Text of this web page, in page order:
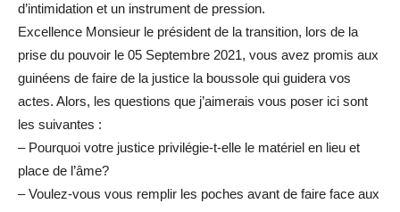
d’intimidation et un instrument de pression.
Excellence Monsieur le président de la transition, lors de la
prise du pouvoir le 05 Septembre 2021, vous avez promis aux
guinéens de faire de la justice la boussole qui guidera vos
actes. Alors, les questions que j’aimerais vous poser ici sont
les suivantes :
– Pourquoi votre justice privilégie-t-elle le matériel en lieu et
place de l’âme?
– Voulez-vous vous remplir les poches avant de faire face aux